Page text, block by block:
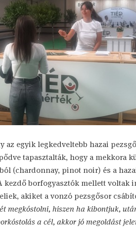
az egyik legkedveltebb hazai pezsgő
tapasztalták, hogy a mekkora
(chardonnay, pinot noir) és a
borfogyasztók mellett voltak
akiket a vonzó pezsgősor
megkóstolni, hiszen ha kibontjuk,
a cél, akkor jó megoldást